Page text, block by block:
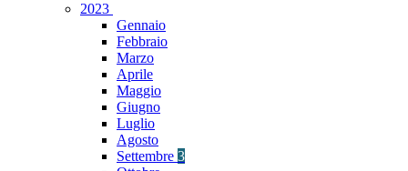
2023
Gennaio
Febbraio
Marzo
Aprile
Maggio
Giugno
Luglio
Agosto
Settembre 3